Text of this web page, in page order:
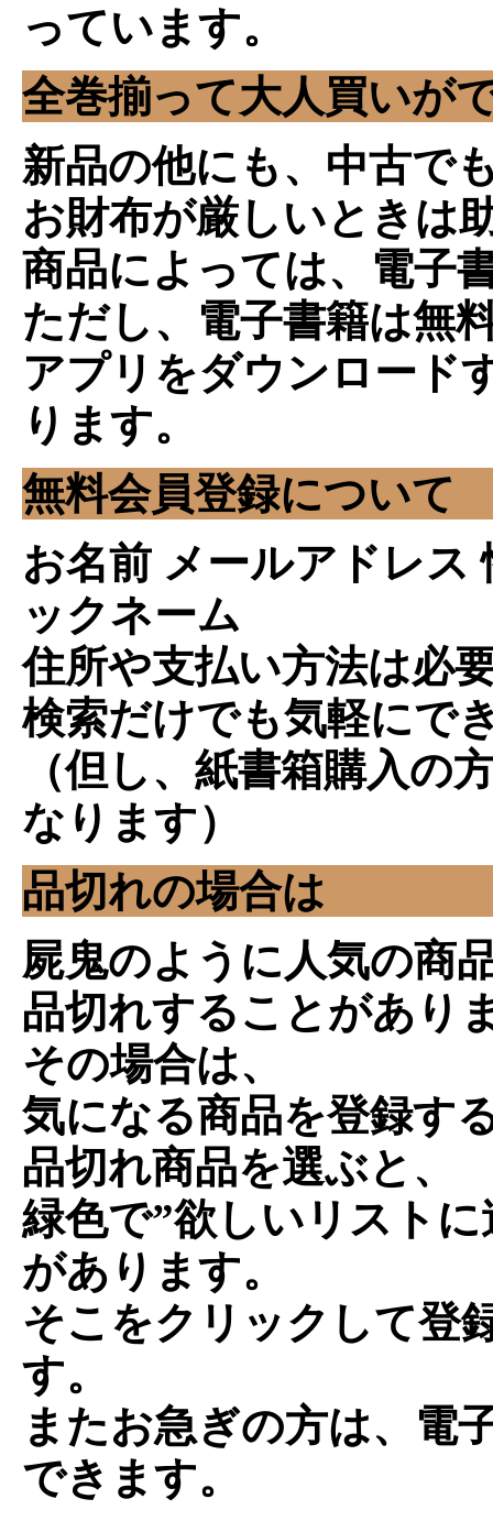
っています。
全巻揃って大人買いが
新品の他にも、中古で
お財布が厳しいときは
商品によっては、電子
ただし、電子書籍は無
アプリをダウンロード
ります。
無料会員登録について
お名前 メールアドレス
ックネーム
住所や支払い方法は必
検索だけでも気軽にで
（但し、紙書箱購入の
なります）
品切れの場合は
屍鬼のように人気の商
品切れすることがあり
その場合は、
気になる商品を登録す
品切れ商品を選ぶと、
緑色で”欲しいリスト
があります。
そこをクリックして登
す。
またお急ぎの方は、電
できます。